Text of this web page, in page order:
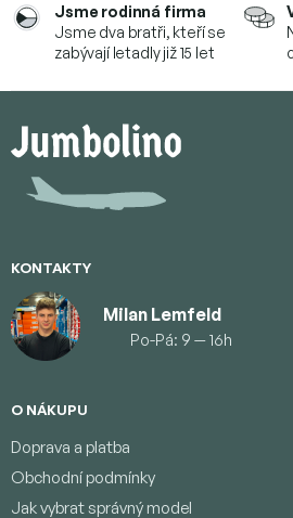
Jsme rodinná firma
Jsme dva bratři, kteří se
zabývají letadly již 15 let
p
KONTAKTY
Milan Lemfeld
Po-Pá: 9 — 16h
O NÁKUPU
Doprava a platba
Obchodní podmínky
Jak vybrat správný model